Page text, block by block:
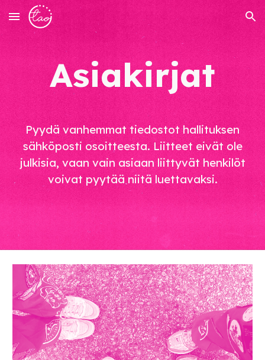
Skip to main content Skip to navigation
Asiakirjat
Pyydä vanhemmat tiedostothallituksen
sähköposti osoitteesta. Liitteet eivät ole
julkisia, vaan vain asiaan liittyvät henkilöt
voivat pyytää niitä luettavaksi.